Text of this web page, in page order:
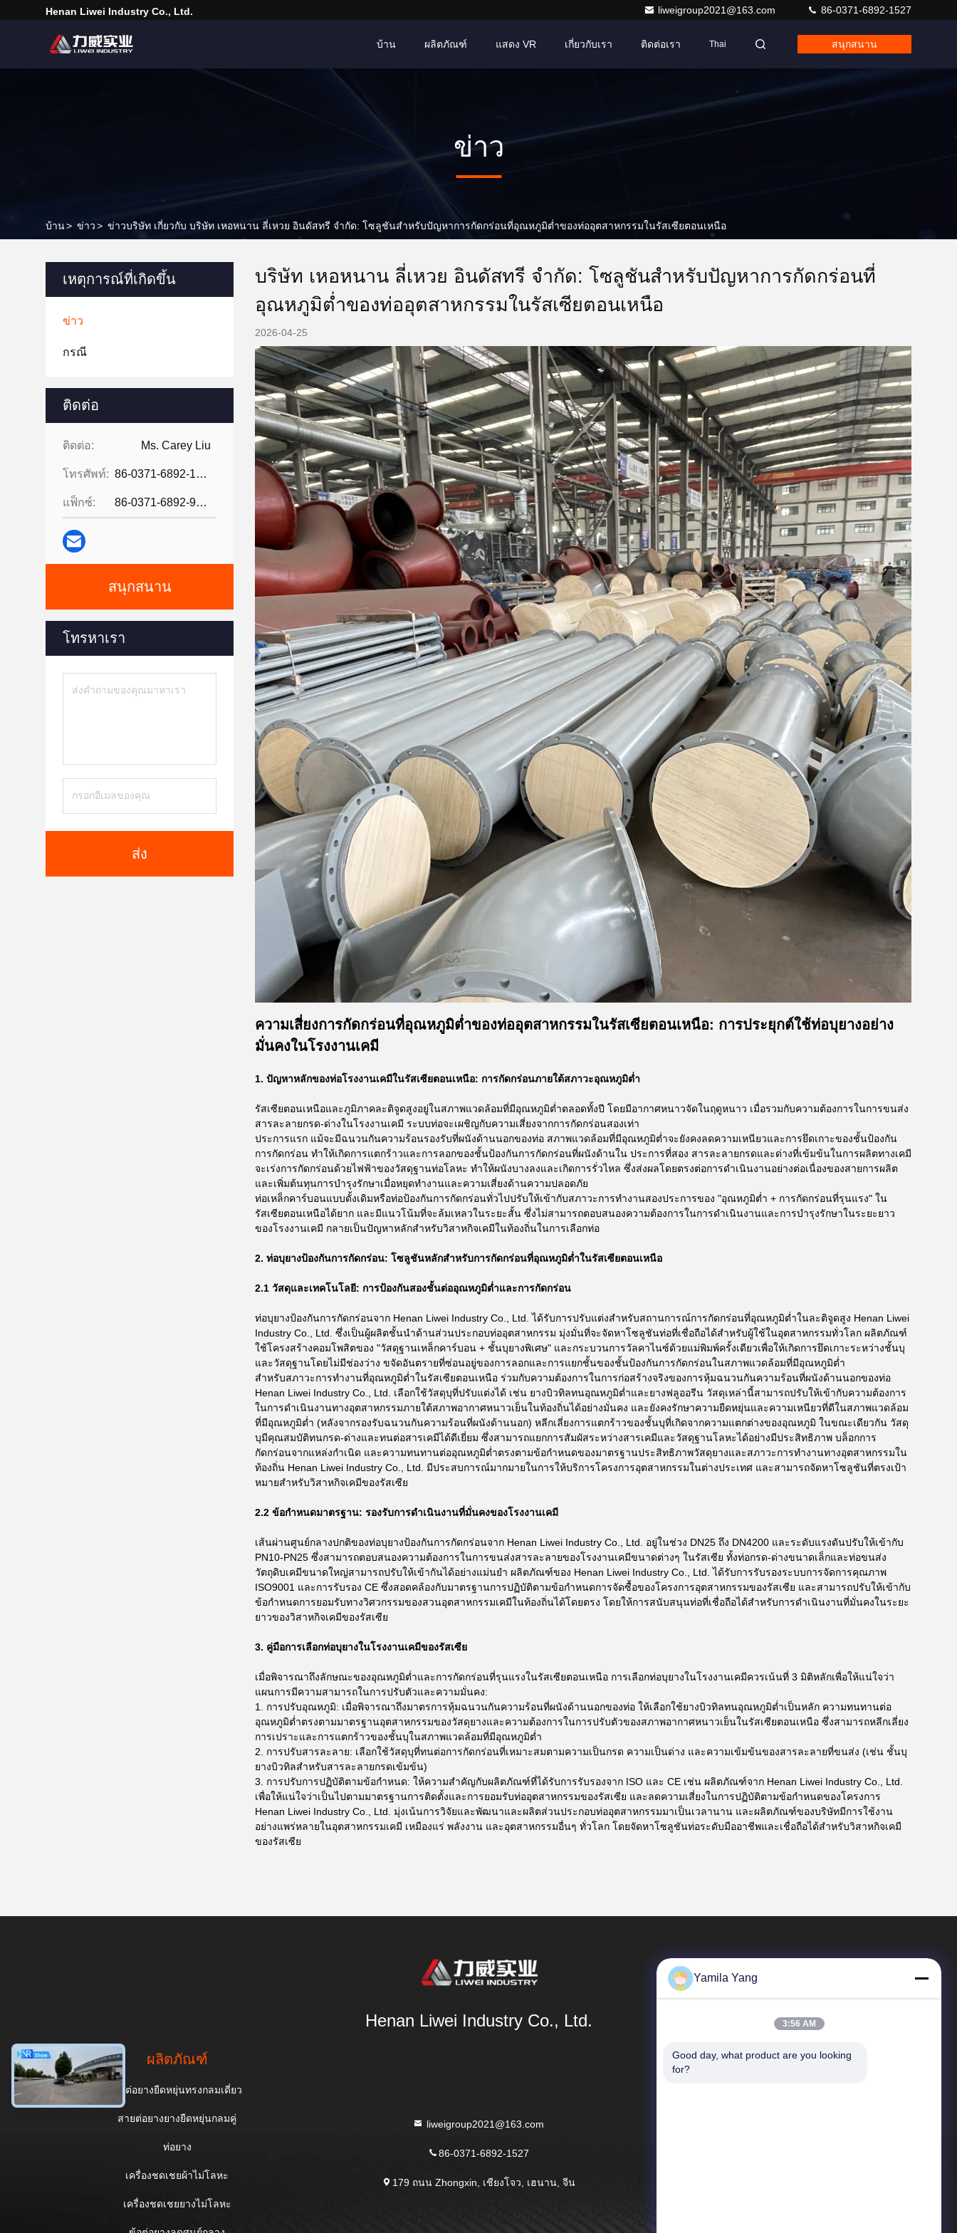
Henan Liwei Industry Co., Ltd. liweigroup2021@163.com 86-0371-6892-1527
บ้าน ผลิตภัณฑ์ แสดง VR เกี่ยวกับเรา ติดต่อเรา Thai สนุกสนาน
ข่าว
บ้าน> ข่าว> ข่าวบริษัท เกี่ยวกับ บริษัท เหอหนาน ลี่เหวย อินดัสทรี จำกัด: โซลูชันสำหรับปัญหาการกัดกร่อนที่อุณหภูมิต่ำของท่ออุตสาหกรรมในรัสเซียตอนเหนือ
เหตุการณ์ที่เกิดขึ้น
ข่าว
กรณี
ติดต่อ
ติดต่อ: Ms. Carey Liu
โทรศัพท์: 86-0371-6892-1527
แฟ็กซ์: 86-0371-6892-9024
สนุกสนาน
โทรหาเรา
ส่ง
บริษัท เหอหนาน ลี่เหวย อินดัสทรี จำกัด: โซลูชันสำหรับปัญหาการกัดกร่อนที่
อุณหภูมิต่ำของท่ออุตสาหกรรมในรัสเซียตอนเหนือ
2026-04-25
ความเสี่ยงการกัดกร่อนที่อุณหภูมิต่ำของท่ออุตสาหกรรมในรัสเซียตอนเหนือ: การประยุกต์ใช้ท่อบุยางอย่าง
มั่นคงในโรงงานเคมี
1. ปัญหาหลักของท่อโรงงานเคมีในรัสเซียตอนเหนือ: การกัดกร่อนภายใต้สภาวะอุณหภูมิต่ำ
รัสเซียตอนเหนือและภูมิภาคละติจูดสูงอยู่ในสภาพแวดล้อมที่มีอุณหภูมิต่ำตลอดทั้งปี โดยมีอากาศหนาวจัดในฤดูหนาว เมื่อรวมกับความต้องการในการขนส่ง
สารละลายกรด-ด่างในโรงงานเคมี ระบบท่อจะเผชิญกับความเสี่ยงจากการกัดกร่อนสองเท่า
ประการแรก แม้จะมีฉนวนกันความร้อนรองรับที่ผนังด้านนอกของท่อ สภาพแวดล้อมที่มีอุณหภูมิต่ำจะยังคงลดความเหนียวและการยึดเกาะของชั้นป้องกัน
การกัดกร่อน ทำให้เกิดการแตกร้าวและการลอกของชั้นป้องกันการกัดกร่อนที่ผนังด้านใน ประการที่สอง สารละลายกรดและด่างที่เข้มข้นในการผลิตทางเคมี
จะเร่งการกัดกร่อนด้วยไฟฟ้าของวัสดุฐานท่อโลหะ ทำให้ผนังบางลงและเกิดการรั่วไหล ซึ่งส่งผลโดยตรงต่อการดำเนินงานอย่างต่อเนื่องของสายการผลิต
และเพิ่มต้นทุนการบำรุงรักษาเมื่อหยุดทำงานและความเสี่ยงด้านความปลอดภัย
ท่อเหล็กคาร์บอนแบบดั้งเดิมหรือท่อป้องกันการกัดกร่อนทั่วไปปรับให้เข้ากับสภาวะการทำงานสองประการของ "อุณหภูมิต่ำ + การกัดกร่อนที่รุนแรง" ใน
รัสเซียตอนเหนือได้ยาก และมีแนวโน้มที่จะล้มเหลวในระยะสั้น ซึ่งไม่สามารถตอบสนองความต้องการในการดำเนินงานและการบำรุงรักษาในระยะยาว
ของโรงงานเคมี กลายเป็นปัญหาหลักสำหรับวิสาหกิจเคมีในท้องถิ่นในการเลือกท่อ
2. ท่อบุยางป้องกันการกัดกร่อน: โซลูชันหลักสำหรับการกัดกร่อนที่อุณหภูมิต่ำในรัสเซียตอนเหนือ
2.1 วัสดุและเทคโนโลยี: การป้องกันสองชั้นต่ออุณหภูมิต่ำและการกัดกร่อน
ท่อบุยางป้องกันการกัดกร่อนจาก Henan Liwei Industry Co., Ltd. ได้รับการปรับแต่งสำหรับสถานการณ์การกัดกร่อนที่อุณหภูมิต่ำในละติจูดสูง Henan Liwei
Industry Co., Ltd. ซึ่งเป็นผู้ผลิตชั้นนำด้านส่วนประกอบท่ออุตสาหกรรม มุ่งมั่นที่จะจัดหาโซลูชันท่อที่เชื่อถือได้สำหรับผู้ใช้ในอุตสาหกรรมทั่วโลก ผลิตภัณฑ์
ใช้โครงสร้างคอมโพสิตของ "วัสดุฐานเหล็กคาร์บอน + ชั้นบุยางพิเศษ" และกระบวนการวัลคาไนซ์ด้วยแม่พิมพ์ครั้งเดียวเพื่อให้เกิดการยึดเกาะระหว่างชั้นบุ
และวัสดุฐานโดยไม่มีช่องว่าง ขจัดอันตรายที่ซ่อนอยู่ของการลอกและการแยกชั้นของชั้นป้องกันการกัดกร่อนในสภาพแวดล้อมที่มีอุณหภูมิต่ำ
สำหรับสภาวะการทำงานที่อุณหภูมิต่ำในรัสเซียตอนเหนือ ร่วมกับความต้องการในการก่อสร้างจริงของการหุ้มฉนวนกันความร้อนที่ผนังด้านนอกของท่อ
Henan Liwei Industry Co., Ltd. เลือกใช้วัสดุบุที่ปรับแต่งได้ เช่น ยางบิวทิลทนอุณหภูมิต่ำและยางฟลูออรีน วัสดุเหล่านี้สามารถปรับให้เข้ากับความต้องการ
ในการดำเนินงานทางอุตสาหกรรมภายใต้สภาพอากาศหนาวเย็นในท้องถิ่นได้อย่างมั่นคง และยังคงรักษาความยืดหยุ่นและความเหนียวที่ดีในสภาพแวดล้อม
ที่มีอุณหภูมิต่ำ (หลังจากรองรับฉนวนกันความร้อนที่ผนังด้านนอก) หลีกเลี่ยงการแตกร้าวของชั้นบุที่เกิดจากความแตกต่างของอุณหภูมิ ในขณะเดียวกัน วัสดุ
บุมีคุณสมบัติทนกรด-ด่างและทนต่อสารเคมีได้ดีเยี่ยม ซึ่งสามารถแยกการสัมผัสระหว่างสารเคมีและวัสดุฐานโลหะได้อย่างมีประสิทธิภาพ บล็อกการ
กัดกร่อนจากแหล่งกำเนิด และความทนทานต่ออุณหภูมิต่ำตรงตามข้อกำหนดของมาตรฐานประสิทธิภาพวัสดุยางและสภาวะการทำงานทางอุตสาหกรรมใน
ท้องถิ่น Henan Liwei Industry Co., Ltd. มีประสบการณ์มากมายในการให้บริการโครงการอุตสาหกรรมในต่างประเทศ และสามารถจัดหาโซลูชันที่ตรงเป้า
หมายสำหรับวิสาหกิจเคมีของรัสเซีย
2.2 ข้อกำหนดมาตรฐาน: รองรับการดำเนินงานที่มั่นคงของโรงงานเคมี
เส้นผ่านศูนย์กลางปกติของท่อบุยางป้องกันการกัดกร่อนจาก Henan Liwei Industry Co., Ltd. อยู่ในช่วง DN25 ถึง DN4200 และระดับแรงดันปรับให้เข้ากับ
PN10-PN25 ซึ่งสามารถตอบสนองความต้องการในการขนส่งสารละลายของโรงงานเคมีขนาดต่างๆ ในรัสเซีย ทั้งท่อกรด-ด่างขนาดเล็กและท่อขนส่ง
วัตถุดิบเคมีขนาดใหญ่สามารถปรับให้เข้ากันได้อย่างแม่นยำ ผลิตภัณฑ์ของ Henan Liwei Industry Co., Ltd. ได้รับการรับรองระบบการจัดการคุณภาพ
ISO9001 และการรับรอง CE ซึ่งสอดคล้องกับมาตรฐานการปฏิบัติตามข้อกำหนดการจัดซื้อของโครงการอุตสาหกรรมของรัสเซีย และสามารถปรับให้เข้ากับ
ข้อกำหนดการยอมรับทางวิศวกรรมของสวนอุตสาหกรรมเคมีในท้องถิ่นได้โดยตรง โดยให้การสนับสนุนท่อที่เชื่อถือได้สำหรับการดำเนินงานที่มั่นคงในระยะ
ยาวของวิสาหกิจเคมีของรัสเซีย
3. คู่มือการเลือกท่อบุยางในโรงงานเคมีของรัสเซีย
เมื่อพิจารณาถึงลักษณะของอุณหภูมิต่ำและการกัดกร่อนที่รุนแรงในรัสเซียตอนเหนือ การเลือกท่อบุยางในโรงงานเคมีควรเน้นที่ 3 มิติหลักเพื่อให้แน่ใจว่า
แผนการมีความสามารถในการปรับตัวและความมั่นคง:
1. การปรับอุณหภูมิ: เมื่อพิจารณาถึงมาตรการหุ้มฉนวนกันความร้อนที่ผนังด้านนอกของท่อ ให้เลือกใช้ยางบิวทิลทนอุณหภูมิต่ำเป็นหลัก ความทนทานต่อ
อุณหภูมิต่ำตรงตามมาตรฐานอุตสาหกรรมของวัสดุยางและความต้องการในการปรับตัวของสภาพอากาศหนาวเย็นในรัสเซียตอนเหนือ ซึ่งสามารถหลีกเลี่ยง
การเปราะและการแตกร้าวของชั้นบุในสภาพแวดล้อมที่มีอุณหภูมิต่ำ
2. การปรับสารละลาย: เลือกใช้วัสดุบุที่ทนต่อการกัดกร่อนที่เหมาะสมตามความเป็นกรด ความเป็นด่าง และความเข้มข้นของสารละลายที่ขนส่ง (เช่น ชั้นบุ
ยางบิวทิลสำหรับสารละลายกรดเข้มข้น)
3. การปรับการปฏิบัติตามข้อกำหนด: ให้ความสำคัญกับผลิตภัณฑ์ที่ได้รับการรับรองจาก ISO และ CE เช่น ผลิตภัณฑ์จาก Henan Liwei Industry Co., Ltd.
เพื่อให้แน่ใจว่าเป็นไปตามมาตรฐานการติดตั้งและการยอมรับท่ออุตสาหกรรมของรัสเซีย และลดความเสี่ยงในการปฏิบัติตามข้อกำหนดของโครงการ
Henan Liwei Industry Co., Ltd. มุ่งเน้นการวิจัยและพัฒนาและผลิตส่วนประกอบท่ออุตสาหกรรมมาเป็นเวลานาน และผลิตภัณฑ์ของบริษัทมีการใช้งาน
อย่างแพร่หลายในอุตสาหกรรมเคมี เหมืองแร่ พลังงาน และอุตสาหกรรมอื่นๆ ทั่วโลก โดยจัดหาโซลูชันท่อระดับมืออาชีพและเชื่อถือได้สำหรับวิสาหกิจเคมี
ของรัสเซีย
Henan Liwei Industry Co., Ltd.
ผลิตภัณฑ์
ข้อต่อยางยืดหยุ่นทรงกลมเดี่ยว
สายต่อยางยางยืดหยุ่นกลมคู่
ท่อยาง
เครื่องชดเชยผ้าไม่โลหะ
เครื่องชดเชยยางไม่โลหะ
liweigroup2021@163.com
86-0371-6892-1527
179 ถนน Zhongxin, เชียงโจว, เฮนาน, จีน
ลิงค์เร็ว
Yamila Yang
3:56 AM
Good day, what product are you looking
for?